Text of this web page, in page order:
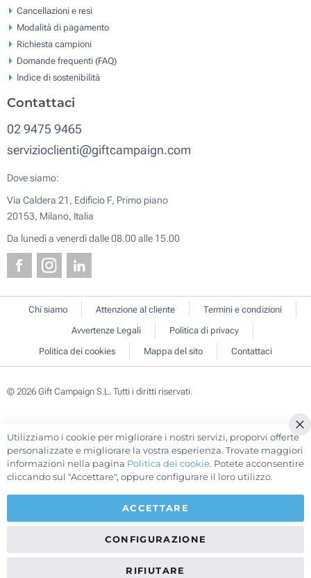
Cancellazioni e resi
Modalità di pagamento
Richiesta campioni
Domande frequenti (FAQ)
Indice di sostenibilità
Contattaci
02 9475 9465
servizioclienti@giftcampaign.com
Dove siamo:
Via Caldera 21, Edificio F, Primo piano
20153, Milano, Italia
Da lunedì a venerdì dalle 08.00 alle 15.00
Chi siamo Attenzione al cliente
Termini e condizioni
Avvertenze Legali
Politica di privacy
Politica dei cookies
Mappa del sito Contattaci
© 2026 Gift Campaign S.L. Tutti i diritti riservati.
Utilizziamo i cookie per migliorare i nostri servizi, proporvi offerte
personalizzate e migliorare la vostra esperienza. Trovate maggiori
informazioni nella pagina Politica dei cookie. Potete acconsentire
cliccando sul "Accettare", oppure configurare il loro utilizzo.
ACCETTARE
CONFIGURAZIONE
RIFIUTARE